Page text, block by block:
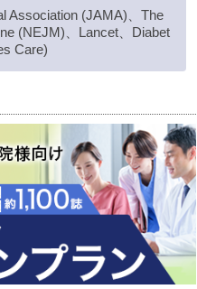
Association (JAMA)、The
(NEJM)、Lancet、Diabet
Care)